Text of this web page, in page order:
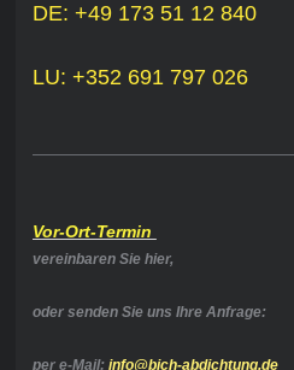
DE: +49 173 51 12 840
LU: +352 691 797 026
Vor-Ort-Termin
vereinbaren Sie hier,
oder senden Sie uns Ihre Anfrage:
per e-Mail: info@bich-abdichtung.de